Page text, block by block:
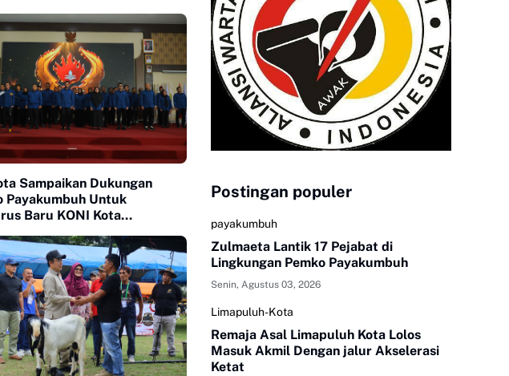
Sampaikan Dukungan
Payakumbuh Untuk
Baru KONI Kota
Postingan populer
payakumbuh
Zulmaeta Lantik 17 Pejabat di
Lingkungan Pemko Payakumbuh
Senin, Agustus 03, 2026
Limapuluh-Kota
Remaja Asal Limapuluh Kota Lolos
Masuk Akmil Dengan jalur Akselerasi
Ketat